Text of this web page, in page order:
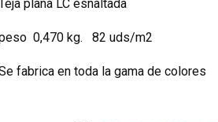
plana LC esnaltada
0,470 kg. 82 uds/m2
fabrica en toda la gama de colores